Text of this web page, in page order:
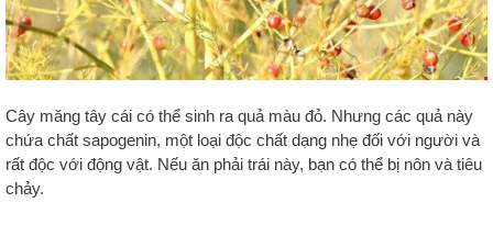
Cây măng tây cái có thể sinh ra quả màu đỏ. Nhưng các quả này
chứa chất sapogenin, một loại độc chất dạng nhẹ đối với người và
rất độc với động vật. Nếu ăn phải trái này, bạn có thể bị nôn và tiêu
chảy.